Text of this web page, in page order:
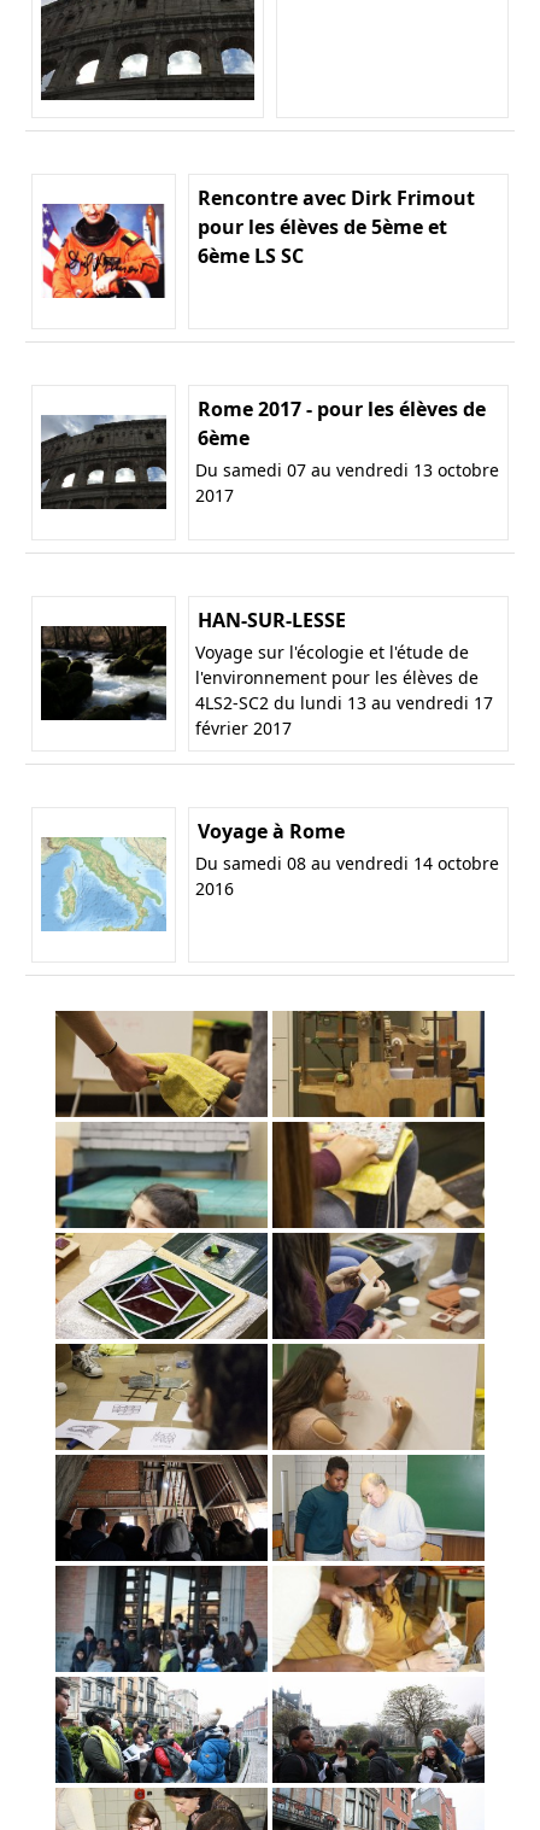
Rencontre avec Dirk Frimout
pour les élèves de 5ème et
6ème LS SC
Rome 2017 - pour les élèves de
6ème
Du samedi 07 au vendredi 13 octobre
2017
HAN-SUR-LESSE
Voyage sur l'écologie et l'étude de
l'environnement pour les élèves de
4LS2-SC2 du lundi 13 au vendredi 17
février 2017
Voyage à Rome
Du samedi 08 au vendredi 14 octobre
2016